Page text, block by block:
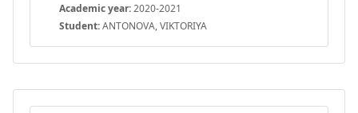
Academic year:2020-2021
Student:ANTONOVA, VIKTORIYA